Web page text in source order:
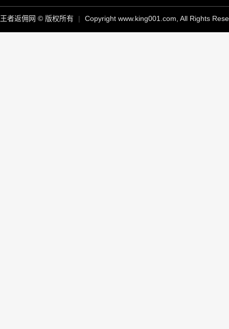
王者返佣网 © 版权所有 | Copyright www.king001.com, All Rights